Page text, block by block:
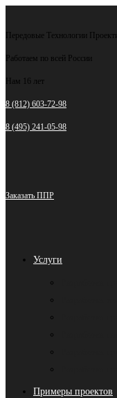
к Передовые Технологии
Работаем по всей России
Нам 16 лет
8 (812) 603-72-98
8 (495) 241-05-98
Заказать ППР
Услуги
Разработка
Примеры проектов